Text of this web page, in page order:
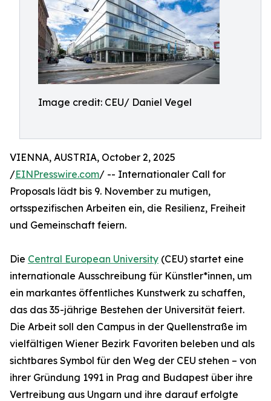
Image credit: CEU/ Daniel Vegel
VIENNA, AUSTRIA, October 2, 2025
/EINPresswire.com/ -- Internationaler Call for
Proposals lädt bis 9. November zu mutigen,
ortsspezifischen Arbeiten ein, die Resilienz, Freiheit
und Gemeinschaft feiern.
Die Central European University (CEU) startet eine
internationale Ausschreibung für Künstler*innen, um
ein markantes öffentliches Kunstwerk zu schaffen,
das das 35-jährige Bestehen der Universität feiert.
Die Arbeit soll den Campus in der Quellenstraße im
vielfältigen Wiener Bezirk Favoriten beleben und als
sichtbares Symbol für den Weg der CEU stehen – von
ihrer Gründung 1991 in Prag and Budapest über ihre
Vertreibung aus Ungarn und ihre darauf erfolgte